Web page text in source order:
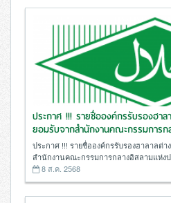
ประกาศ !!! รายชื่อองค์กรรับรองฮาล
ยอมรับจากสำนักงานคณะกรรมการก
ประกาศ !!! รายชื่อองค์กรรับรองฮาลาลต่า
สำนักงานคณะกรรมการกลางอิสลามแห่ง
8 ส.ค. 2568